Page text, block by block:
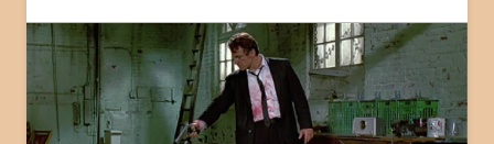
BLI MEDLEM